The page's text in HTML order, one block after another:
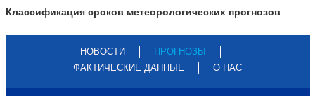
Классификация сроков метеорологических прогнозов
НОВОСТИ
ПРОГНОЗЫ
ФАКТИЧЕСКИЕ ДАННЫЕ
О НАС